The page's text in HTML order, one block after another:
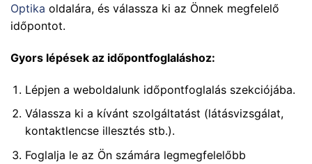
Optika oldalára, és válassza ki az Önnek megfelelő
időpontot.
Gyors lépések az időpontfoglaláshoz:
Lépjen a weboldalunk időpontfoglalás szekciójába.
Válassza ki a kívánt szolgáltatást (látásvizsgálat,
kontaktlencse illesztés stb.).
Foglalja le az Ön számára legmegfelelőbb